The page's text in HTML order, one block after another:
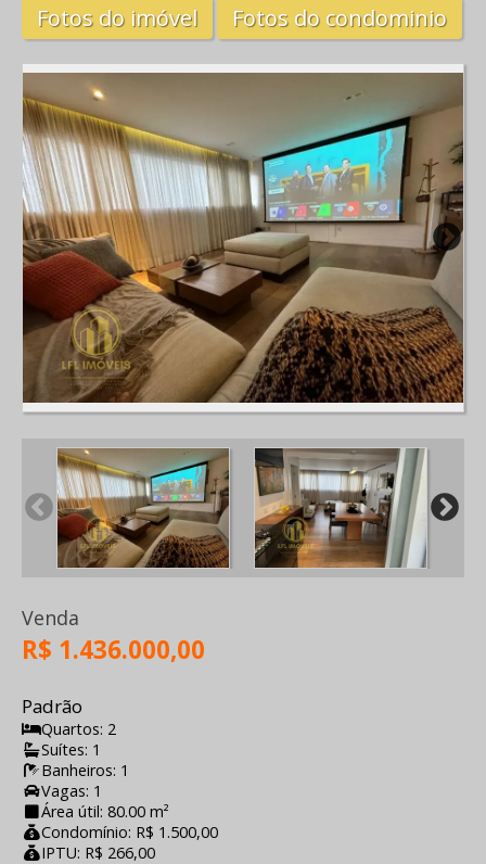
Fotos do imóvel Fotos do condominio
Venda
R$ 1.436.000,00
Padrão
Quartos: 2
Suítes: 1
Banheiros: 1
Vagas: 1
Área útil: 80.00 m²
Condomínio: R$ 1.500,00
IPTU: R$ 266,00